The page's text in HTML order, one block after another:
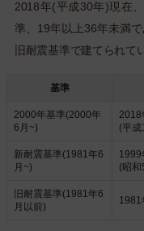
2018年(平成30年)現在
準、19年以上36年未満
旧耐震基準で建てられて
基準
2000年基準(2000年
6月~)
2018
(平成
新耐震基準(1981年6
月~)
1999
(昭和
旧耐震基準(1981年6
月以前)
1981